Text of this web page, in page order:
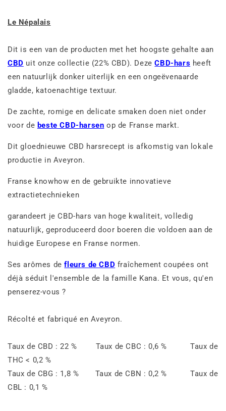
Le Népalais
Dit is een van de producten met het hoogste gehalte aan
CBD uit onze collectie (22% CBD). DezeCBD-hars heeft
een natuurlijk donker uiterlijk en een ongeëvenaarde
gladde, katoenachtige textuur.
De zachte, romige en delicate smaken doen niet onder
voor de beste CBD-harsen op de Franse markt.
Dit gloednieuwe CBD harsrecept is afkomstig van lokale
productie in Aveyron.
Franse knowhow en de gebruikte innovatieve
extractietechnieken
garandeert je CBD-hars van hoge kwaliteit, volledig
natuurlijk, geproduceerd door boeren die voldoen aan de
huidige Europese en Franse normen.
Ses arômes defleurs de CBD fraîchement coupées ont
déjà séduit l'ensemble de la famille Kana. Et vous, qu'en
penserez-vous ?
Récolté et fabriqué en Aveyron.
Taux de CBD : 22 % Taux de CBC : 0,6 % Taux de
THC < 0,2 %
Taux de CBG : 1,8 % Taux de CBN : 0,2 % Taux de
CBL : 0,1 %